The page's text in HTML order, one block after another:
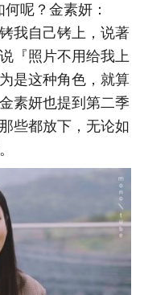
呢？金素妍：
我自己铐上，说著
『照片不用给我上
是这种角色，就算
素妍也提到第二季
些都放下，无论如